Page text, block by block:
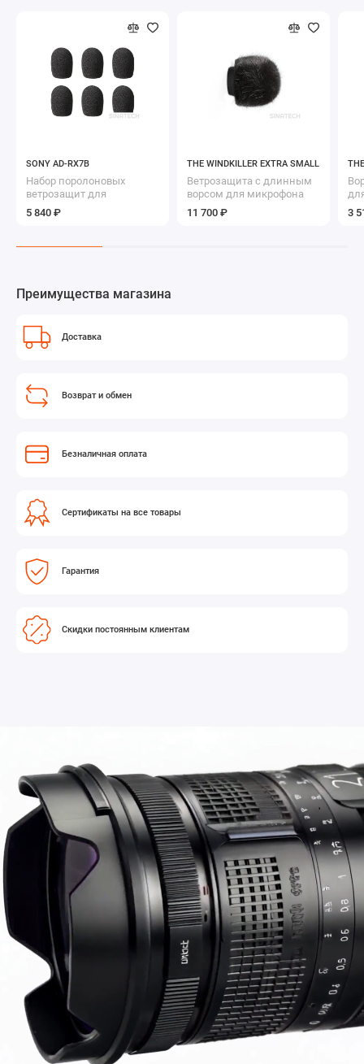
SONY AD-RX7B
Набор поролоновых
ветрозащит для
петличного микрофона
ECM-X7BMP
5 840 ₽
THE WINDKILLER EXTRA SMALL
Ветрозащита с длинным
ворсом для микрофона
типа
11 700 ₽ 3
Преимущества магазина
Доставка
Возврат и обмен
Безналичная оплата
Сертификаты на все товары
Гарантия
Скидки постоянным клиентам